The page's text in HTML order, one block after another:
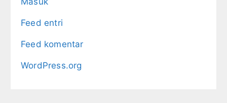
Feed entri
Feed komentar
WordPress.org